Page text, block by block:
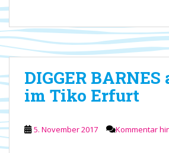
DIGGER BARNES
im Tiko Erfurt
5. November 2017 Kommentar